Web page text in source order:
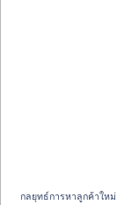
กลยุทธ์การหาลูกค้าใหม่